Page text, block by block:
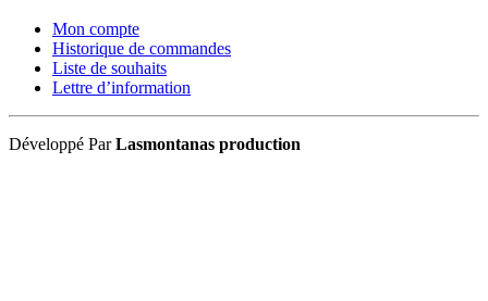
Mon compte
Historique de commandes
Liste de souhaits
Lettre d’information
Développé ParLasmontanas production